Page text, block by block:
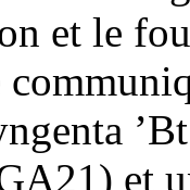
et le
et